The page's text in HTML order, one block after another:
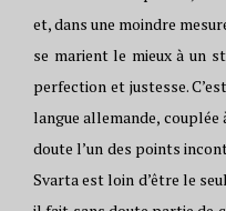
et, dans une moindre
se marient le mieux à un
perfection et justesse.
langue allemande,
doute l’un des points
Svarta est loin d’être le